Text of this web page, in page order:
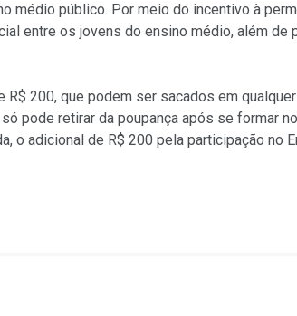
médio público. Por meio do incentivo à
entre os jovens do ensino médio, além de
200, que podem ser sacados em
pode retirar da poupança após se formar
o adicional de R$ 200 pela participação no